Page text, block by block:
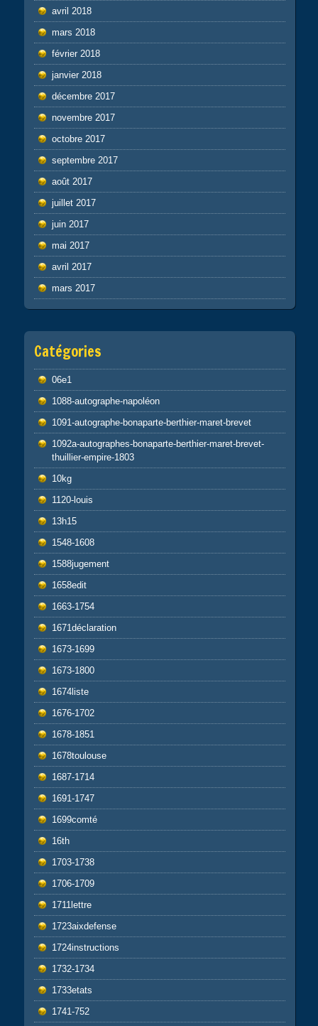
avril 2018
mars 2018
février 2018
janvier 2018
décembre 2017
novembre 2017
octobre 2017
septembre 2017
août 2017
juillet 2017
juin 2017
mai 2017
avril 2017
mars 2017
Catégories
06e1
1088-autographe-napoléon
1091-autographe-bonaparte-berthier-maret-brevet
1092a-autographes-bonaparte-berthier-maret-brevet-
thuillier-empire-1803
10kg
1120-louis
13h15
1548-1608
1588jugement
1658edit
1663-1754
1671déclaration
1673-1699
1673-1800
1674liste
1676-1702
1678-1851
1678toulouse
1687-1714
1691-1747
1699comté
16th
1703-1738
1706-1709
1711lettre
1723aixdefense
1724instructions
1732-1734
1733etats
1741-752